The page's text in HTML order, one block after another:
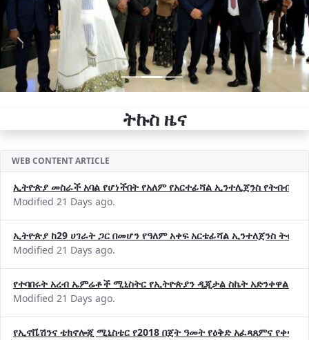
ኢትዮጵያ መስራች አባል የሆነችበት የአለም የአርተፊሻል ኢንተሊጀንስ የትብብር
Modified 21 Days ago.
ኢትዮጵያ ከ29 ሀገራት ጋር በመሆን የዓለም አቀፍ አርቴፊሻል ኢንተለጀንስ
Modified 21 Days ago.
የተባበሩት አረብ ኤምሬቶች ሚኒስትር የኢትዮጵያን ዲጂታል ስኬት አድንቀዋል
Modified 21 Days ago.
የኢኖቬሽንና ቴክኖሎጂ ሚኒስቴር የ2018 በጀት ዓመት የዕቅድ አፈጻጸምና
Modified 21 Days ago.